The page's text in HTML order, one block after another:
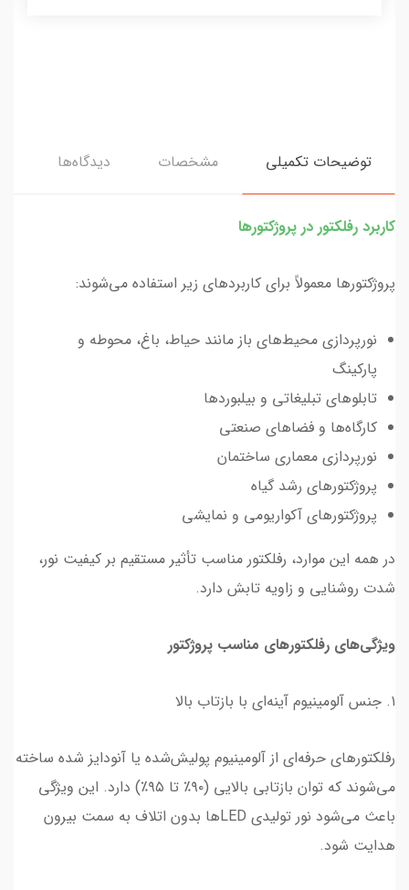
توضیحات تکمیلی مشخصات دیدگاه‌ها
کاربرد رفلکتور در پروژکتورها
پروژکتورها معمولاً برای کاربردهای زیر استفاده می‌شوند:
نورپردازی محیط‌های باز مانند حیاط، باغ، محوطه و
پارکینگ
تابلوهای تبلیغاتی و بیلبوردها
کارگاه‌ها و فضاهای صنعتی
نورپردازی معماری ساختمان
پروژکتورهای رشد گیاه
پروژکتورهای آکواریومی و نمایشی
در همه این موارد، رفلکتور مناسب تأثیر مستقیم بر کیفیت نور،
شدت روشنایی و زاویه تابش دارد.
ویژگی‌های رفلکتورهای مناسب پروژکتور
۱. جنس آلومینیوم آینه‌ای با بازتاب بالا
رفلکتورهای حرفه‌ای از آلومینیوم پولیش‌شده یا آنودایز شده ساخته
می‌شوند که توان بازتابی بالایی (۹۰٪ تا ۹۵٪) دارد. این ویژگی
باعث می‌شود نور تولیدی LED‌ها بدون اتلاف به سمت بیرون
هدایت شود.